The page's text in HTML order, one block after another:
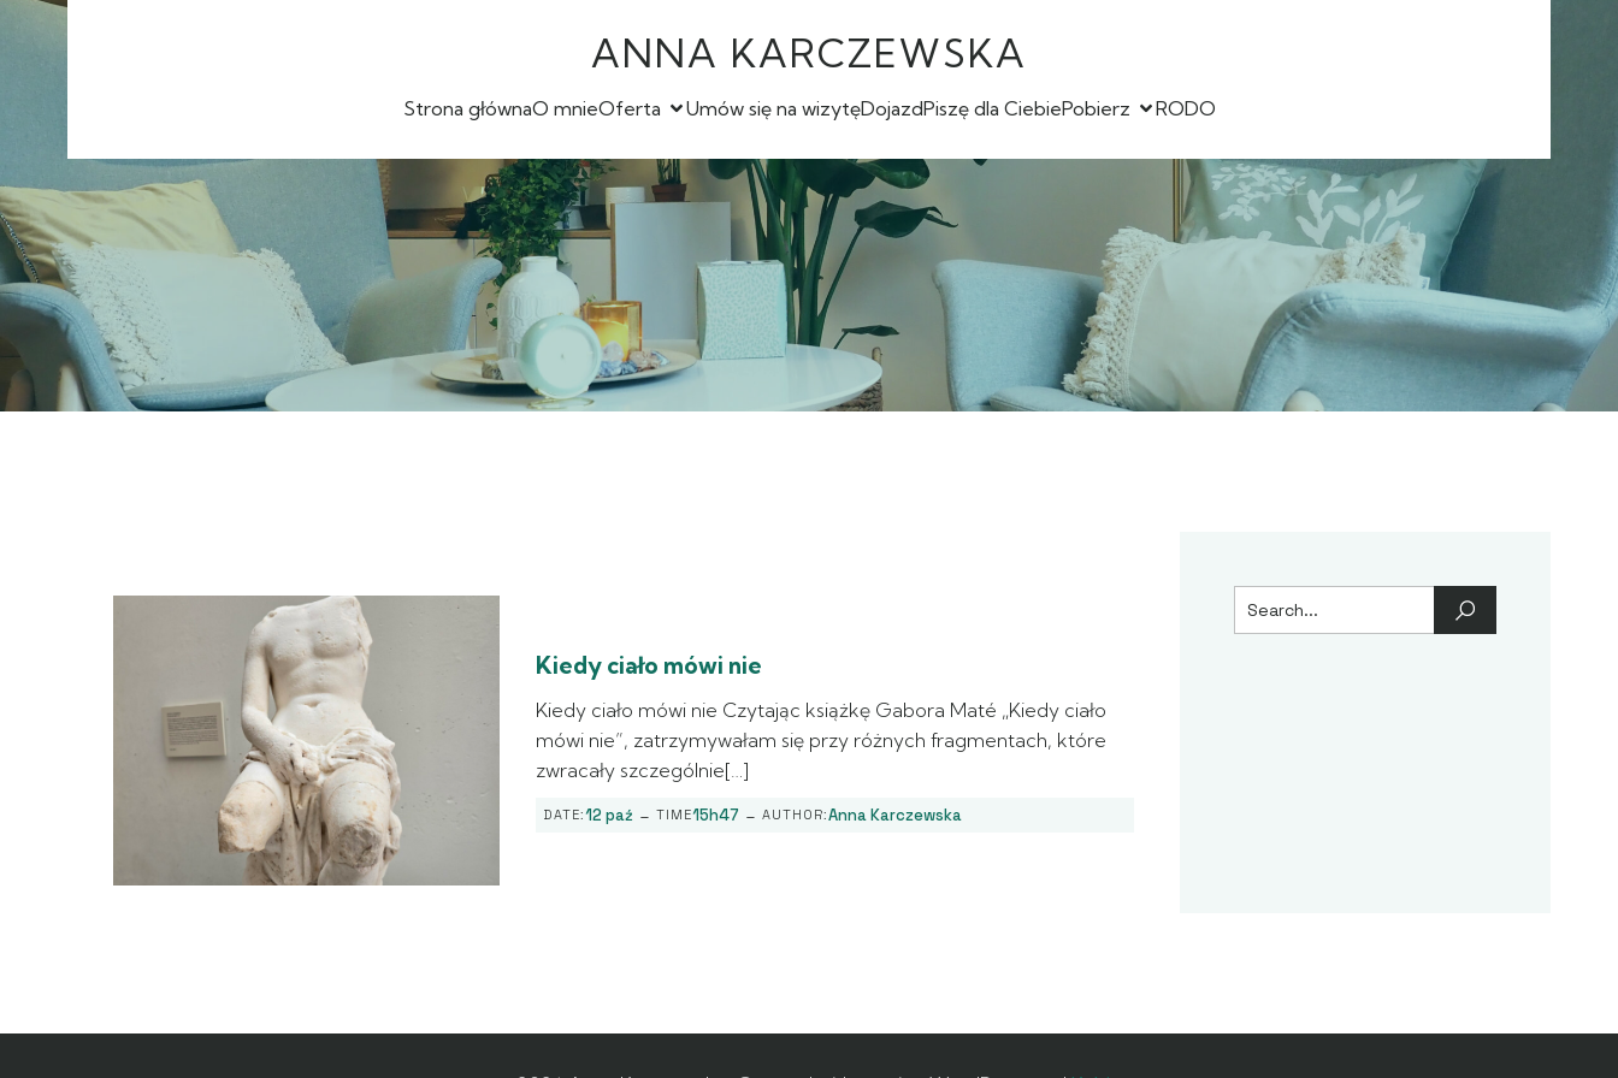
ANNA KARCZEWSKA
Strona głównaO mnieOferta Umów się na wizytęDojazdPiszę dla CiebiePobierz RODO
Kiedy ciało mówi nie
Kiedy ciało mówi nie Czytając książkę Gabora Maté „Kiedy ciało
mówi nie”, zatrzymywałam się przy różnych fragmentach, które
zwracały szczególnie[…]
DATE:12 paź - TIME15h47 - AUTHOR:Anna Karczewska